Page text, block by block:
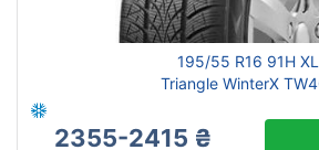
195/55 R16 91H XL
Triangle WinterX
2355-2415 ₴